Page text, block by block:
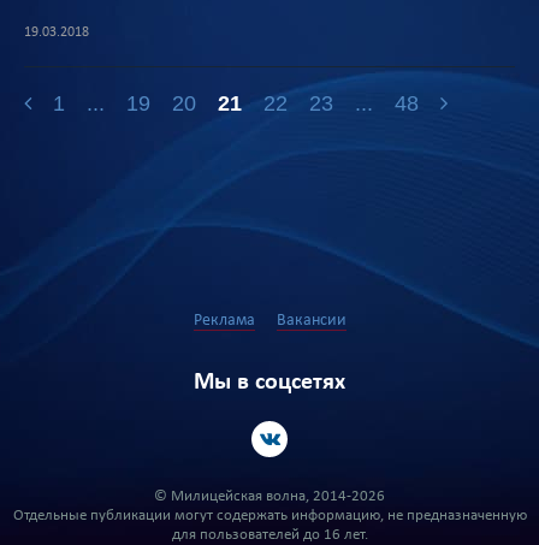
19.03.2018
1 ... 19 20 21 22 23 ... 48
Реклама Вакансии
Мы в соцсетях
© Милицейская волна, 2014-2026
Отдельные публикации могут содержать информацию, не предназначенную
для пользователей до 16 лет.